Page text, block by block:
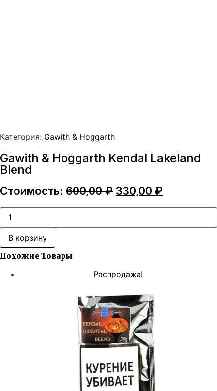
Категория: Gawith & Hoggarth
Gawith & Hoggarth Kendal Lakeland
Blend
Стоимость: 600,00₽ Первоначальная
составляла
330,00 ₽
330,00 ₽.
Количество
товара
Gawith
Hoggarth
Kendal
Lakeland
В корзину
Похожие Товары
Распродажа!